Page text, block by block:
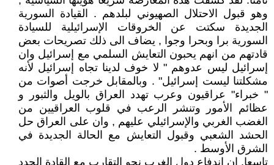
وهو قبول الاحتلال الصهيوني لبلدهم . القيادة السورية
الجديدة سكتت عن الخروقات الإسرائيلية للسيادة
السورية برا وبحرا وجوا , يضاف الى ذلك تصريحات بعض
قادتهم من انهم يحبون التعايش السلمي مع إسرائيل وان
إسرائيل ليس عدوهم " لا خوف لدينا تجاه إسرائيل لأنه
مشكلتنا ليست إسرائيل" . وبالمقابل خرجت أصوات من
" خبراء" عراقيون وعرب تهدد العراق بالويل والثبور و
عظائم الأمور وتنشر الرعب في قلوب العراقيين من
الغضب الغربي والإسرائيلي عليهم , وان على العراق حل
الحشد الشعبي وقبول التعايش مع الحالة الجديدة في
الشرق الأوسط .
تاسعا. ان اندفاع دول الغرب نحو التقارب مع القادة الجدد